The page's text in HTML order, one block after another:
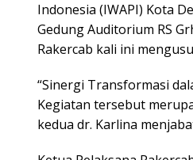
Indonesia (IWAPI) Kota
Gedung Auditorium RS
Rakercab kali ini
“Sinergi Transformasi
Kegiatan tersebut
kedua dr. Karlina